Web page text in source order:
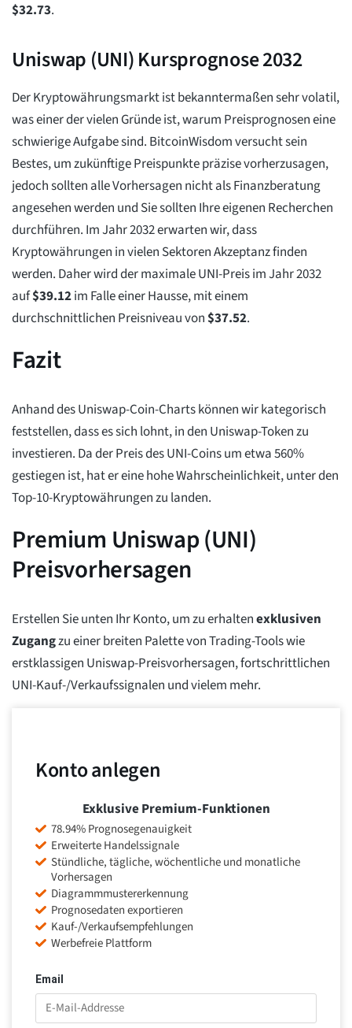
$32.73.
Uniswap (UNI) Kursprognose 2032
Der Kryptowährungsmarkt ist bekanntermaßen sehr volatil,
was einer der vielen Gründe ist, warum Preisprognosen eine
schwierige Aufgabe sind. BitcoinWisdom versucht sein
Bestes, um zukünftige Preispunkte präzise vorherzusagen,
jedoch sollten alle Vorhersagen nicht als Finanzberatung
angesehen werden und Sie sollten Ihre eigenen Recherchen
durchführen. Im Jahr 2032 erwarten wir, dass
Kryptowährungen in vielen Sektoren Akzeptanz finden
werden. Daher wird der maximale UNI-Preis im Jahr 2032
auf$39.12im Falle einer Hausse, mit einem
durchschnittlichen Preisniveau von$37.52.
Fazit
Anhand des Uniswap-Coin-Charts können wir kategorisch
feststellen, dass es sich lohnt, in den Uniswap-Token zu
investieren. Da der Preis des UNI-Coins um etwa 560%
gestiegen ist, hat er eine hohe Wahrscheinlichkeit, unter den
Top-10-Kryptowährungen zu landen.
Premium Uniswap (UNI)
Preisvorhersagen
Erstellen Sie unten Ihr Konto, um zu erhaltenexklusiven
Zugangzu einer breiten Palette von Trading-Tools wie
erstklassigen Uniswap-Preisvorhersagen, fortschrittlichen
UNI-Kauf-/Verkaufssignalen und vielem mehr.
Konto anlegen
Email
Exklusive Premium-Funktionen
78.94% Prognosegenauigkeit
Erweiterte Handelssignale
Stündliche, tägliche, wöchentliche und monatliche
Vorhersagen
Diagrammmustererkennung
Prognosedaten exportieren
Kauf-/Verkaufsempfehlungen
Werbefreie Plattform